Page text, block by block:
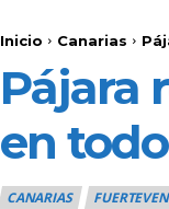
Inicio Canarias
Pájara
en
CANARIAS